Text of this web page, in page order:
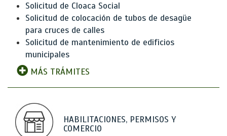
Solicitud de Cloaca Social
Solicitud de colocación de tubos de desagüe
para cruces de calles
Solicitud de mantenimiento de edificios
municipales
MÁS TRÁMITES
HABILITACIONES, PERMISOS Y
COMERCIO